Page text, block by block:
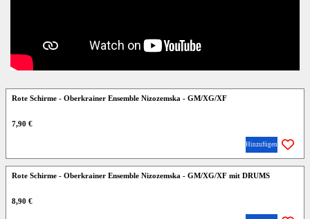
Rote Schirme - Oberkrainer Ensemble Nizozemska - GM/XG/XF
7,90 €
Hinzufügen
Rote Schirme - Oberkrainer Ensemble Nizozemska - GM/XG/XF mit DRUMS
8,90 €